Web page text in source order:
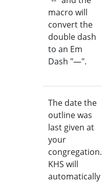
macro will
convert the
double dash
to an Em
Dash "—".
The date the
outline was
last given at
your
congregation.
KHS will
automatically